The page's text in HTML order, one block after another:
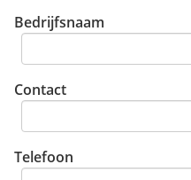
Bedrijfsnaam
Contact
Telefoon